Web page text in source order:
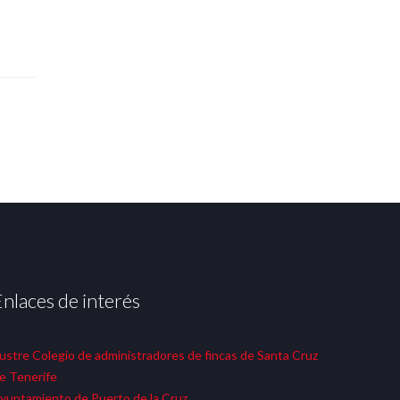
de interés
Colegio de administradores de fincas de Santa Cruz
Tenerife